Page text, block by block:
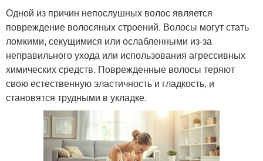
Одной из причин непослушных волос является
повреждение волосяных строений. Волосы могут стать
ломкими, секущимися или ослабленными из-за
неправильного ухода или использования агрессивных
химических средств. Поврежденные волосы теряют
свою естественную эластичность и гладкость, и
становятся трудными в укладке.